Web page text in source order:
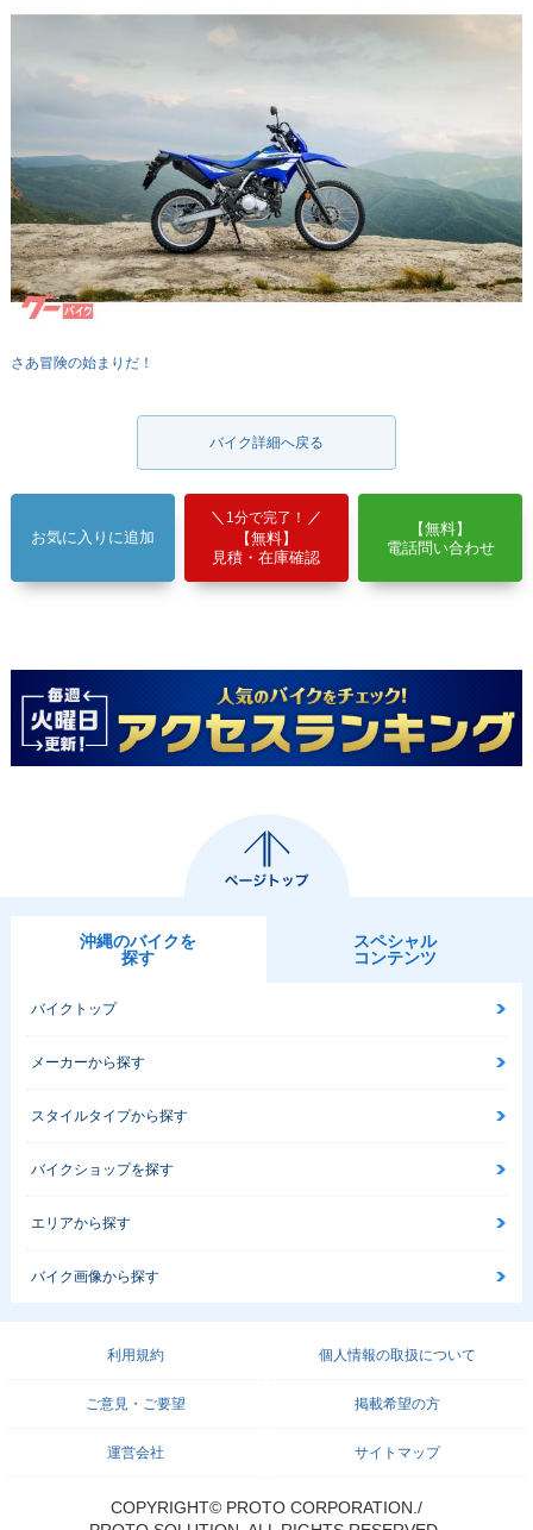
さあ冒険の始まりだ！
バイク詳細へ戻る
お気に入りに追加
1分で完了！
【無料】
見積・在庫確認
【無料】
電話問い合わせ
沖縄のバイクを
探す
スペシャル
コンテンツ
バイクトップ
メーカーから探す
スタイルタイプから探す
バイクショップを探す
エリアから探す
バイク画像から探す
利用規約 個人情報の取扱について
ご意見・ご要望 掲載希望の方
運営会社 サイトマップ
COPYRIGHT© PROTO CORPORATION./